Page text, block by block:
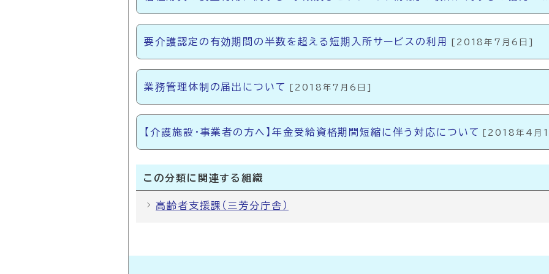
要介護認定の有効期間の半数を超える短期入所サービスの利用 [2018年7月6日]
業務管理体制の届出について [2018年7月6日]
【介護施設・事業者の方へ】年金受給資格期間短縮に伴う対応について [2018年4月
この分類に関連する組織
高齢者支援課（三芳分庁舎）